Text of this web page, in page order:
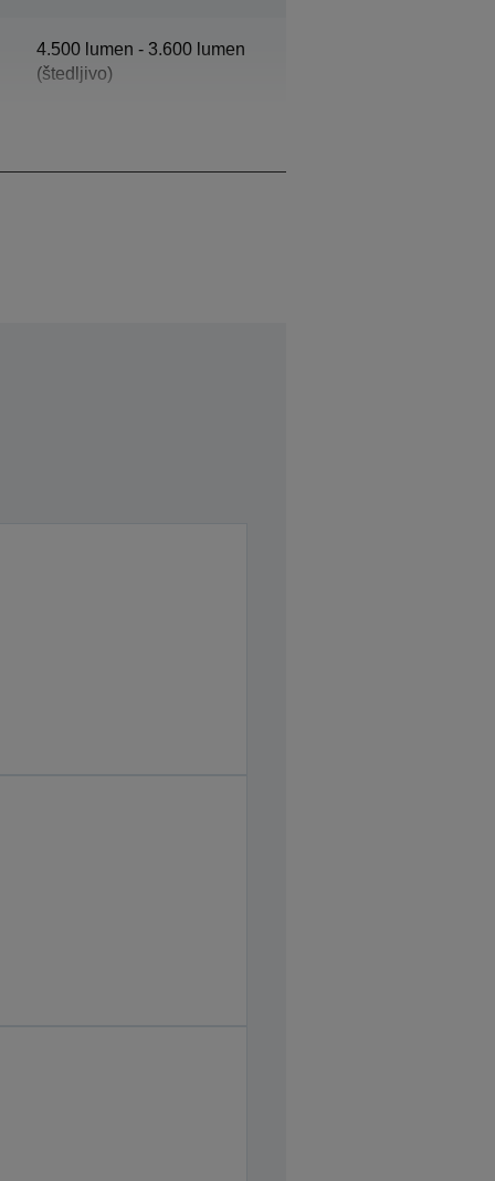
4.500 lumen - 3.600 lumen
(štedljivo)